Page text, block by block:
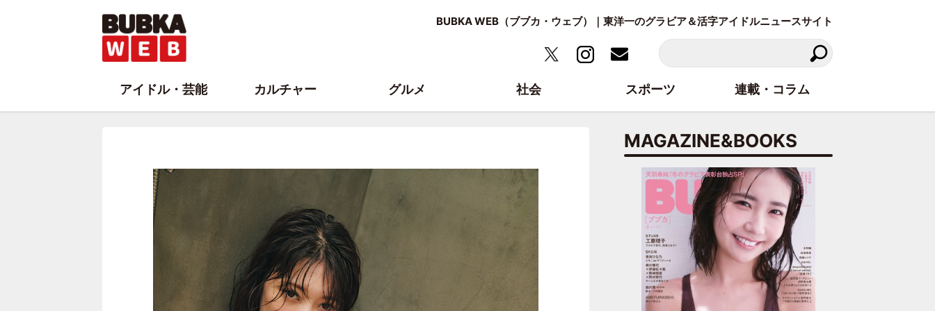
BUBKA WEB（ブブカ・ウェブ）｜東洋一のグラビア＆活字アイドルニュースサイト
MAGAZINE&BOOKS
アイドル・芸能 カルチャー グルメ 社会 スポーツ 連載・コラム